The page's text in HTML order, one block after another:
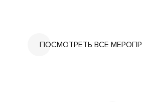
ПОСМОТРЕТЬ ВСЕ